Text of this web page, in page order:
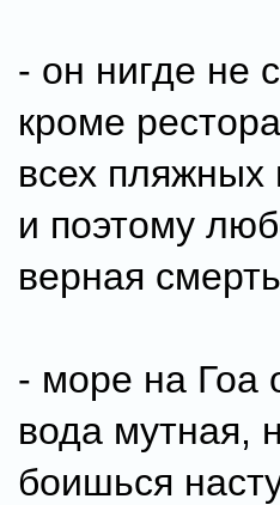
- он нигде не
кроме
всех пляжных
и поэтому
верная смерть
- море на Гоа
вода мутная,
боишься